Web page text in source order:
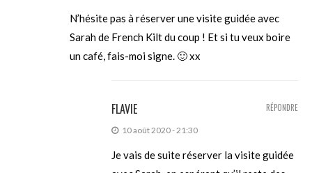
N’hésite pas à réserver une visite guidée avec
Sarah de French Kilt du coup ! Et si tu veux boire
un café, fais-moi signe. 🙂 xx
FLAVIE
10 août 2020 - 21:30
Je vais de suite réserver la visite guidée
RÉPONDRE